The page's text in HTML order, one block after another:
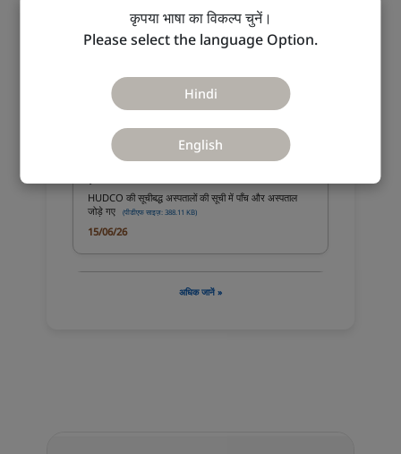
कृपया भाषा का विकल्प चुनें।
Please select the language Option.
Hindi
English
हडको ने सम्पूर्ण भारत में उत्साह के साथ मनाया 12वां अंतर्राष्ट्रीय
योग दिवस
(पीडीएफ साइज़: 338.71 KB)
23/06/26
HUDCO की सूचीबद्ध अस्पतालों की सूची में पाँच और अस्पताल
जोड़े गए
(पीडीएफ साइज़: 388.11 KB)
15/06/26
अधिक जानें »